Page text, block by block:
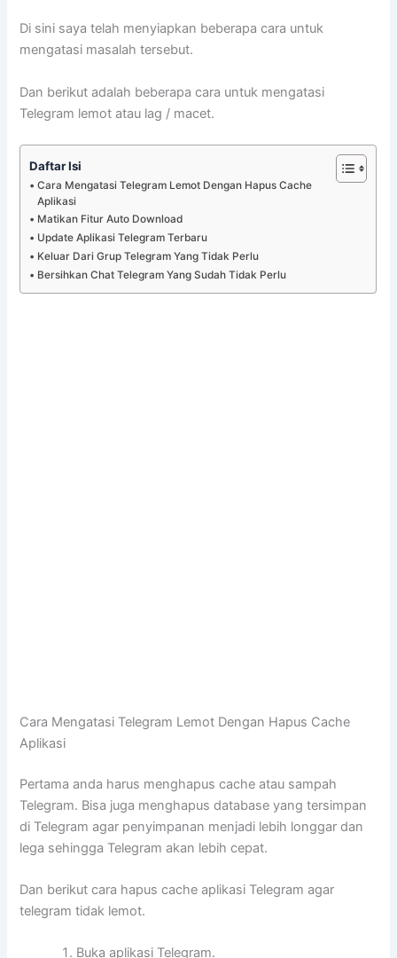
Di sini saya telah menyiapkan beberapa cara untuk
mengatasi masalah tersebut.
Dan berikut adalah beberapa cara untuk mengatasi
Telegram lemot atau lag / macet.
Daftar Isi
Cara Mengatasi Telegram Lemot Dengan Hapus Cache
Aplikasi
Matikan Fitur Auto Download
Update Aplikasi Telegram Terbaru
Keluar Dari Grup Telegram Yang Tidak Perlu
Bersihkan Chat Telegram Yang Sudah Tidak Perlu
Cara Mengatasi Telegram Lemot Dengan Hapus Cache
Aplikasi
Pertama anda harus menghapus cache atau sampah
Telegram. Bisa juga menghapus database yang tersimpan
di Telegram agar penyimpanan menjadi lebih longgar dan
lega sehingga Telegram akan lebih cepat.
Dan berikut cara hapus cache aplikasi Telegram agar
telegram tidak lemot.
Buka aplikasi Telegram.